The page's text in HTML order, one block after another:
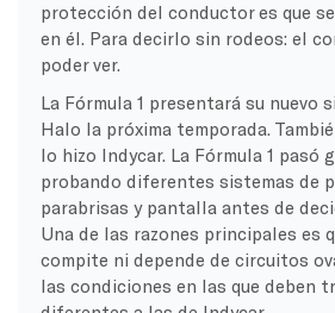
protección del conductor es que
en él. Para decirlo sin rodeos: el
poder ver.
La Fórmula 1 presentará su nuevo
Halo la próxima temporada.
lo hizo Indycar. La Fórmula 1 pasó
probando diferentes sistemas de
parabrisas y pantalla antes de
Una de las razones principales es
compite ni depende de circuitos
las condiciones en las que deben